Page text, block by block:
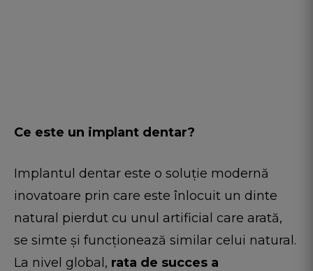
Ce este un implant dentar?
Implantul dentar este o soluție modernă
inovatoare prin care este înlocuit un dinte
natural pierdut cu unul artificial care arată,
se simte și funcționează similar celui natural.
La nivel global, rata de succes a